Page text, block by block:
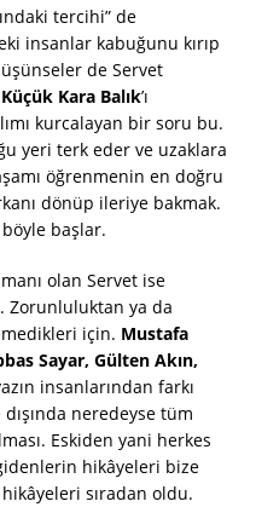
tercihi” de
insanlar kabuğunu kırıp
de Servet
Küçük Kara Balık’ı
kurcalayan bir soru bu.
yeri terk eder ve uzaklara
öğrenmenin en doğru
dönüp ileriye bakmak.
başlar.
olan Servet ise
Zorunluluktan ya da
için. Mustafa
Sayar, Gülten Akın,
insanlarından farkı
neredeyse tüm
Eskiden yani herkes
hikâyeleri bize
sıradan oldu.